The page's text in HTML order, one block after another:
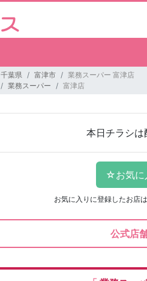
千葉県 富津市
業務スーパー 富津店
業務スーパー 富津店
本日チラシは
お気に入りに登録したお店は
公式店